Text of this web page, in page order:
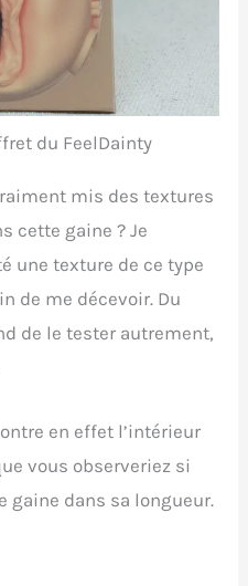
du FeelDainty
mis des textures
cette gaine ? Je
une texture de ce type
de me décevoir. Du
de le tester autrement,
en effet l’intérieur
vous observeriez si
gaine dans sa longueur.